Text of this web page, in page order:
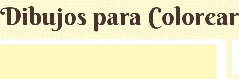
Dibujos para Colorear